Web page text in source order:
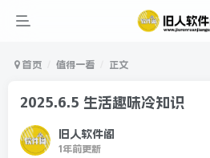
首页 值得一看 正文
2025.6.5 生活趣味冷知识
旧人软件阁
1年前更新